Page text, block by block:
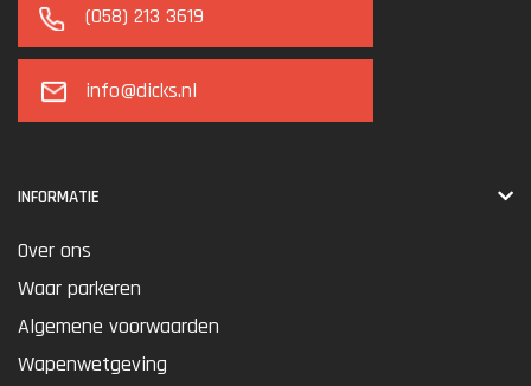
(058) 213 3619
info@dicks.nl
INFORMATIE
Over ons
Waar parkeren
Algemene voorwaarden
Wapenwetgeving